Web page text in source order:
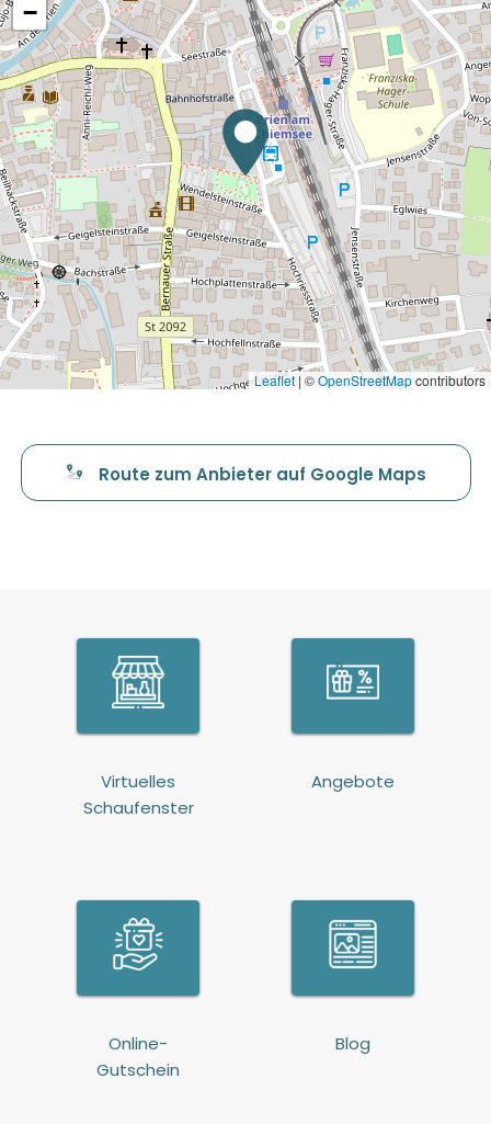
−
Leaflet | ©OpenStreetMapcontributors
Route zum Anbieter auf Google Maps
Virtuelles
Schaufenster
Angebote
Online-
Gutschein
Blog